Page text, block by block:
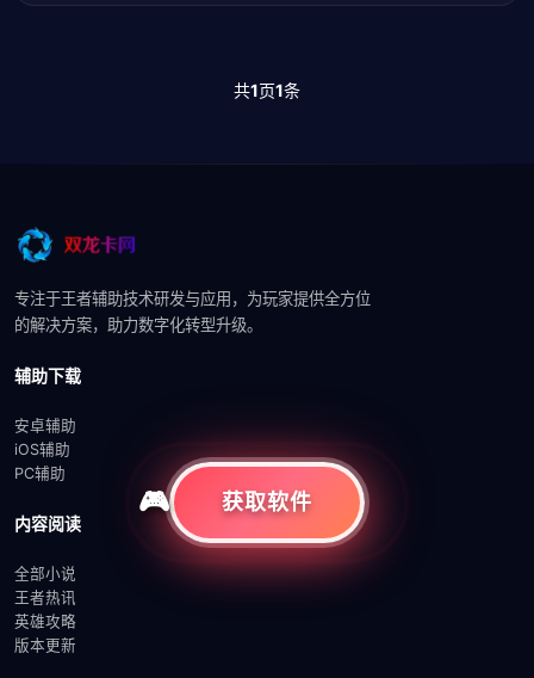
共1页1条
专注于王者辅助技术研发与应用，为玩家提供全方位
的解决方案，助力数字化转型升级。
辅助下载
安卓辅助
iOS辅助
PC辅助
内容阅读
全部小说
王者热讯
英雄攻略
版本更新
获取软件